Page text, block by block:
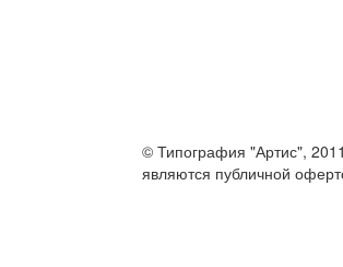
© Типография "Артис",
являются публичной